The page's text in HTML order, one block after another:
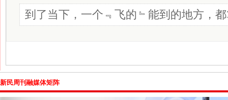
到了当下，一个﹃飞的﹄能到的地方，
新民周刊融媒体矩阵